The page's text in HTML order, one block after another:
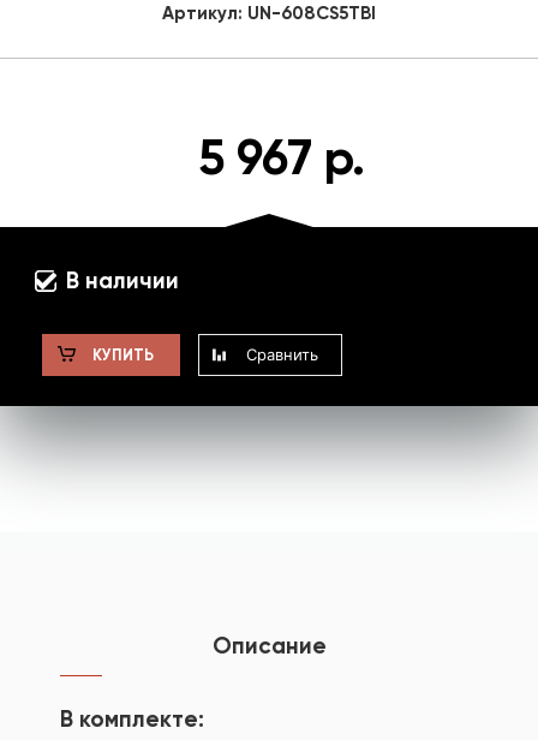
Артикул: UN-608CS5TBI
5 967 р.
В наличии
КУПИТЬ Сравнить
Описание
В комплекте: